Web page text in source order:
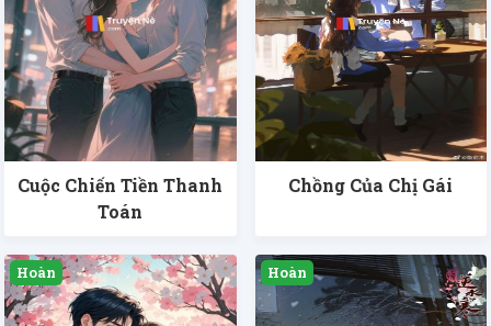
Cuộc Chiến Tiền Thanh
Toán
Chồng Của Chị Gái